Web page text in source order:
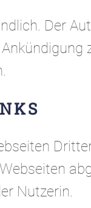
Der
Nutzerin.